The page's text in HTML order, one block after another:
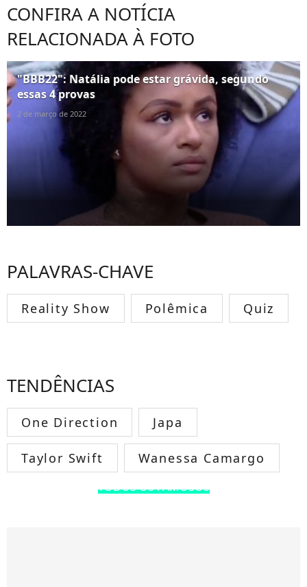
CONFIRA A NOTÍCIA
RELACIONADA À FOTO
"BBB22": Natália pode estar grávida, segundo
essas 4 provas
2 de março de 2022
PALAVRAS-CHAVE
Reality Show Polêmica Quiz
TENDÊNCIAS
One Direction Japa
Taylor Swift Wanessa Camargo
TODOS OS FAMOSOS